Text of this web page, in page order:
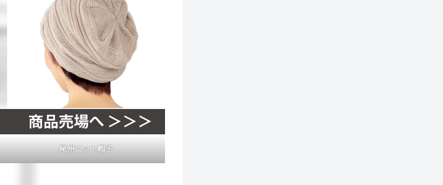
尾州ニット帽子